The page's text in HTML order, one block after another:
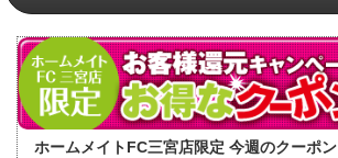
ホームメイトFC三宮店限定 今週のクーポン